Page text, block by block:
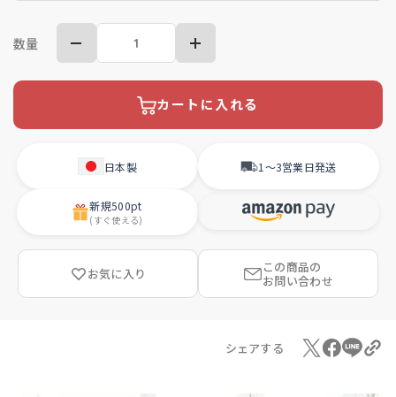
数量
カートに入れる
日本製 1〜3営業日発送
新規500pt
(すぐ使える)
お気に入り
この商品の
お問い合わせ
シェアする